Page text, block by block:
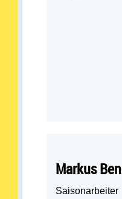
Markus
Saisonarbeiter